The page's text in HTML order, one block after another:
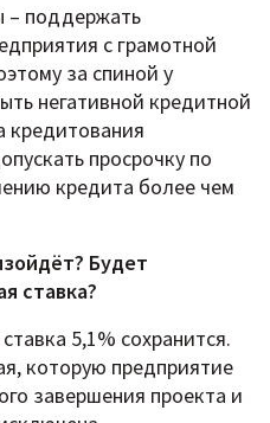
– поддержать
с грамотной
за спиной у
негативной кредитной
кредитования
просрочку по
кредита более чем
Будет
ставка?
5,1% сохранится.
которую предприятие
завершения проекта и